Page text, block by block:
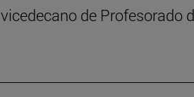
de Profesorado